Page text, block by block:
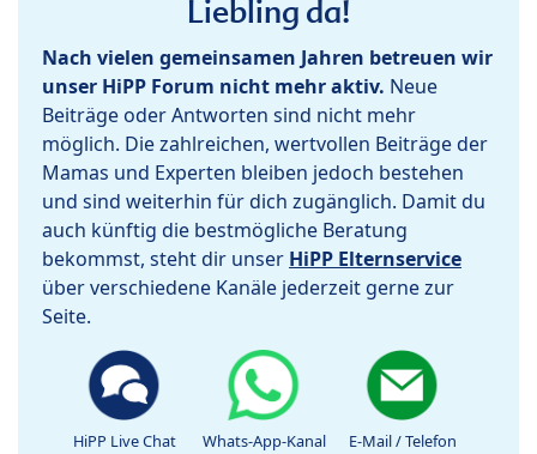
Liebling da!
Nach vielen gemeinsamen Jahren betreuen wir
unser HiPP Forum nicht mehr aktiv. Neue
Beiträge oder Antworten sind nicht mehr
möglich. Die zahlreichen, wertvollen Beiträge der
Mamas und Experten bleiben jedoch bestehen
und sind weiterhin für dich zugänglich. Damit du
auch künftig die bestmögliche Beratung
bekommst, steht dir unser HiPP Elternservice
über verschiedene Kanäle jederzeit gerne zur
Seite.
HiPP Live Chat Whats-App-Kanal E-Mail / Telefon